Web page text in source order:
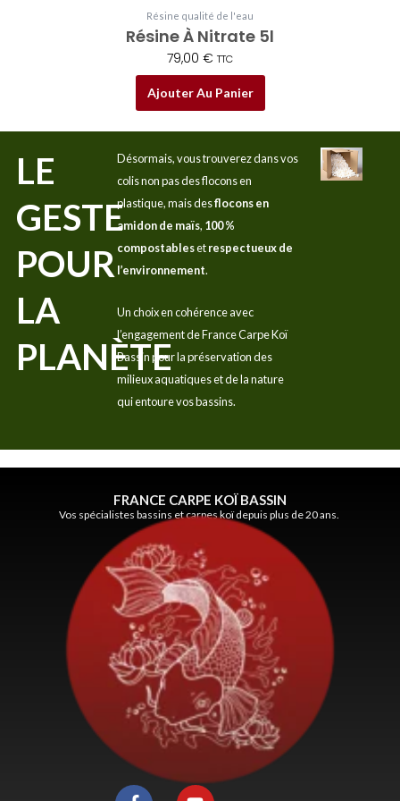
Résine qualité de l'eau
Résine À Nitrate 5l
79,00 € TTC
Ajouter Au Panier
LE
GESTE
POUR
LA
PLANÈTE
Désormais, vous trouverez dans vos
colis non pas des flocons en
plastique, mais desflocons en
amidon de maïs, 100 %
compostablesetrespectueux de
l’environnement.
Un choix en cohérence avec
l’engagement de France Carpe Koï
Bassin pour la préservation des
milieux aquatiques et de la nature
qui entoure vos bassins.
FRANCE CARPE KOÏ BASSIN
Vos spécialistes bassins et carpes koï depuis plus de 20 ans.
F
Y